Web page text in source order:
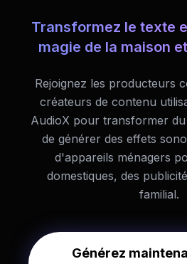
Transformez le texte
magie de la maison
Rejoignez les producteurs
créateurs de contenu
AudioX pour transformer
de générer des effets
d'appareils ménagers
domestiques, des
familial.
Générez